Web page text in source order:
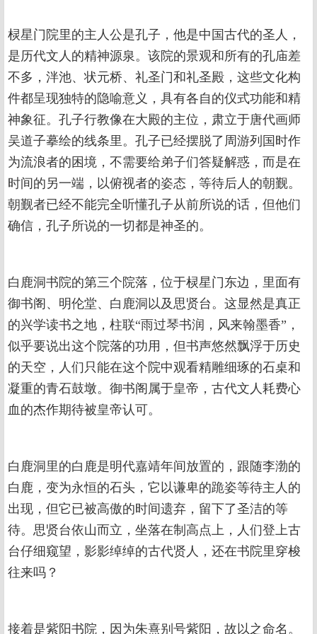
棂星门院里的主人公是孔子，他是中国古代的圣人，
是历代文人的精神源泉。该院的景观和所有的孔庙差
不多，泮池、状元桥、礼圣门和礼圣殿，这些文化构
件都呈现独特的隐喻意义，具有各自的仪式功能和精
神象征。孔子行教像在大殿的主位，肃立于唐代画师
吴道子摹绘的线条里。孔子已经摆脱了周游列国时作
为流浪者的困境，不需要给弟子们答疑解惑，而是在
时间的另一端，以俯视者的姿态，等待后人的朝觐。
朝觐者已经不能完全听懂孔子从前所说的话，但他们
确信，孔子所说的一切都是神圣的。
白鹿洞书院的第三个院落，位于棂星门东边，里面有
御书阁、明伦堂、白鹿洞以及思贤台。这显然是真正
的兴学读书之地，柱联“雨过琴书润，风来翰墨香”，
似乎要说出这个院落的功用，但书声悠然飘浮于历史
的天空，人们只能在这个院中观看精雕细琢的石桌和
凝重的青石鼓墩。御书阁属于皇帝，古代文人耗费心
血的杰作期待被皇帝认可。
白鹿洞里的白鹿是明代嘉靖年间放置的，跟随李渤的
白鹿，变为永恒的石头，它以谦卑的跪姿等待主人的
出现，但它已被高傲的时间遗弃，留下了圣洁的等
待。思贤台依山而立，坐落在制高点上，人们登上古
台仔细窥望，影影绰绰的古代贤人，还在书院里穿梭
往来吗？
接着是紫阳书院，因为朱熹别号紫阳，故以之命名。